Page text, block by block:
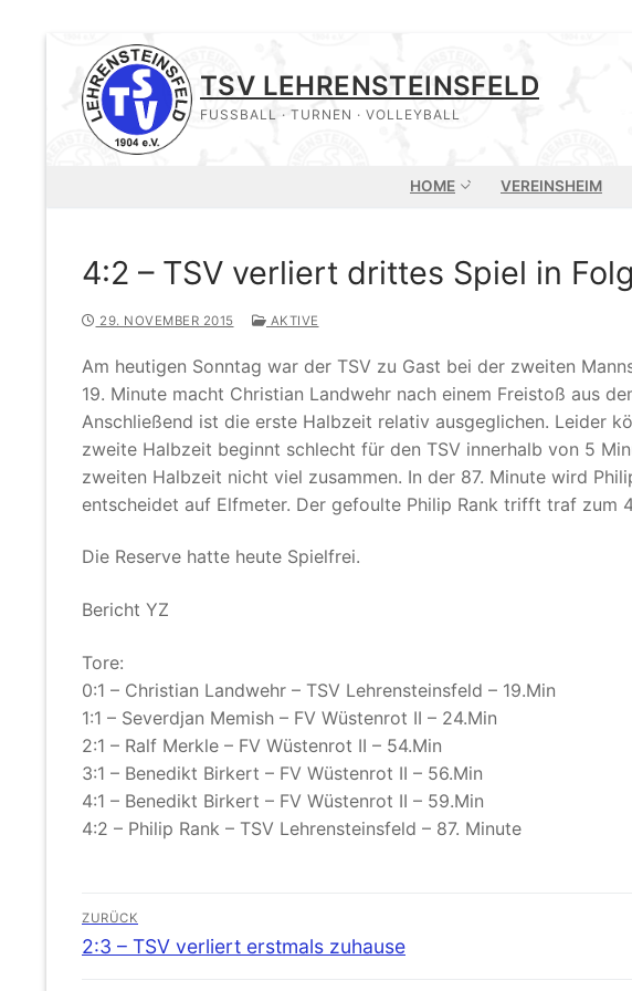
Inhalt
springen
TSV LEHRENSTEINSFELD
FUSSBALL · TURNEN · VOLLEYBALL
HOME VEREINSHEIM
4:2 – TSV verliert drittes Spiel in
29. NOVEMBER 2015 AKTIVE
Am heutigen Sonntag war der TSV zu Gast bei der zweiten
19. Minute macht Christian Landwehr nach einem Freistoß aus
Anschließend ist die erste Halbzeit relativ ausgeglichen. Leider
zweite Halbzeit beginnt schlecht für den TSV innerhalb von 5
zweiten Halbzeit nicht viel zusammen. In der 87. Minute wird
entscheidet auf Elfmeter. Der gefoulte Philip Rank trifft traf zum
Die Reserve hatte heute Spielfrei.
Bericht YZ
Tore:
0:1 – Christian Landwehr – TSV Lehrensteinsfeld – 19.Min
1:1 – Severdjan Memish – FV Wüstenrot II – 24.Min
2:1 – Ralf Merkle – FV Wüstenrot II – 54.Min
3:1 – Benedikt Birkert – FV Wüstenrot II – 56.Min
4:1 – Benedikt Birkert – FV Wüstenrot II – 59.Min
4:2 – Philip Rank – TSV Lehrensteinsfeld – 87. Minute
Beitragsnavigation
ZURÜCK
Vorheriger
2:3 – TSV verliert erstmals zuhause